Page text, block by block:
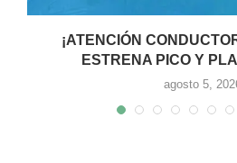
¡ATENCIÓN
ESTRENA PICO Y
agosto 5,